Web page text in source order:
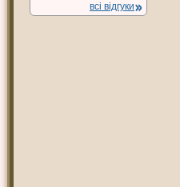
всі відгуки